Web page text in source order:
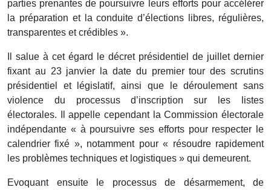
parties prenantes de poursuivre leurs efforts pour accélérer
la préparation et la conduite d’élections libres, régulières,
transparentes et crédibles ».
Il salue à cet égard le décret présidentiel de juillet dernier
fixant au 23 janvier la date du premier tour des scrutins
présidentiel et législatif, ainsi que le déroulement sans
violence du processus d’inscription sur les listes
électorales. Il appelle cependant la Commission électorale
indépendante « à poursuivre ses efforts pour respecter le
calendrier fixé », notamment pour « résoudre rapidement
les problèmes techniques et logistiques » qui demeurent.
Evoquant ensuite le processus de désarmement, de